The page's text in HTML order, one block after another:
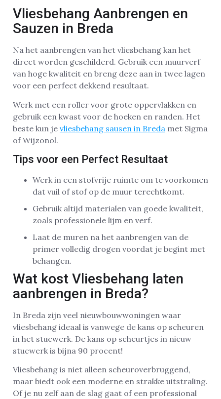
Vliesbehang Aanbrengen en
Sauzen in Breda
Na het aanbrengen van het vliesbehang kan het
direct worden geschilderd. Gebruik een muurverf
van hoge kwaliteit en breng deze aan in twee lagen
voor een perfect dekkend resultaat.
Werk met een roller voor grote oppervlakken en
gebruik een kwast voor de hoeken en randen. Het
beste kun je vliesbehang sausen in Breda met Sigma
of Wijzonol.
Tips voor een Perfect Resultaat
Werk in een stofvrije ruimte om te voorkomen
dat vuil of stof op de muur terechtkomt.
Gebruik altijd materialen van goede kwaliteit,
zoals professionele lijm en verf.
Laat de muren na het aanbrengen van de
primer volledig drogen voordat je begint met
behangen.
Wat kost Vliesbehang laten
aanbrengen in Breda?
In Breda zijn veel nieuwbouwwoningen waar
vliesbehang ideaal is vanwege de kans op scheuren
in het stucwerk. De kans op scheurtjes in nieuw
stucwerk is bijna 90 procent!
Vliesbehang is niet alleen scheuroverbruggend,
maar biedt ook een moderne en strakke uitstraling.
Of je nu zelf aan de slag gaat of een professional